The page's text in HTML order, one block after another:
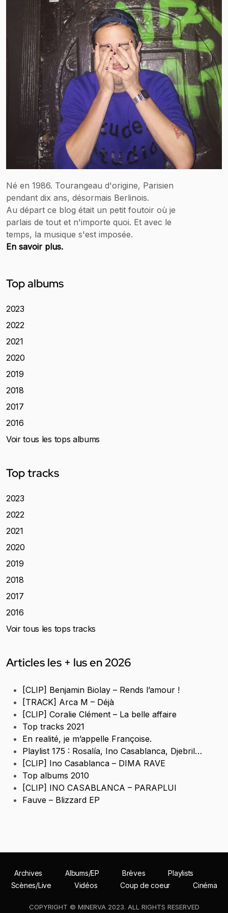
Né en 1986. Tourangeau d'origine, Parisien
pendant dix ans, désormais Berlinois.
Au départ ce blog était un petit foutoir où je
parlais de tout et n'importe quoi. Et avec le
temps, la musique s'est imposée.
En savoir plus.
Top albums
2023
2022
2021
2020
2019
2018
2017
2016
Voir tous les tops albums
Top tracks
2023
2022
2021
2020
2019
2018
2017
2016
Voir tous les tops tracks
Articles les + lus en 2026
[CLIP] Benjamin Biolay – Rends l’amour !
[TRACK] Arca M – Déjà
[CLIP] Coralie Clément – La belle affaire
Top tracks 2021
En realité, je m’appelle Françoise.
Playlist 175 : Rosalía, Ino Casablanca, Djebril…
[CLIP] Ino Casablanca – DIMA RAVE
Top albums 2010
[CLIP] INO CASABLANCA – PARAPLUI
Fauve – Blizzard EP
Archives Albums/EP Brèves
Playlists
Scènes/Live
Vidéos Coup de coeur Cinéma
COPYRIGHT © MINERVA 2023. ALL RIGHTS RESERVED